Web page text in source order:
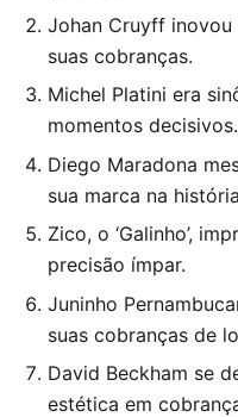
Johan Cruyff
suas cobranças.
Michel Platini era
momentos decisivos.
Diego Maradona
sua marca na
Zico, o ‘Galinho’,
precisão ímpar.
Juninho
suas cobranças de
David Beckham se
estética em